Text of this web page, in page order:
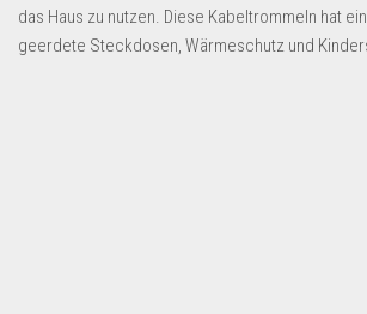
Aldi
das Haus zu nutzen. Diese Kabeltrommeln hat
geerdete Steckdosen, Wärmeschutz und